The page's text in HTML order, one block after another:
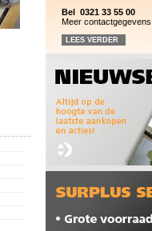
Bel 0321 33 55 00
Meer contactgegevens
LEES VERDER